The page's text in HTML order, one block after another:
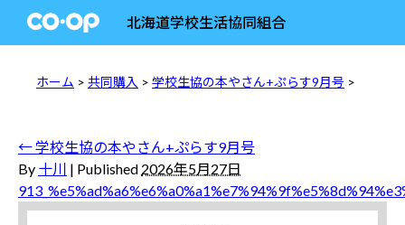
北海道学校生活協同組合
ホーム > 共同購入 > 学校生協の本やさん+ぷらす9月号 >
←学校生協の本やさん+ぷらす9月号
By 十川 | Published 2026年5月27日